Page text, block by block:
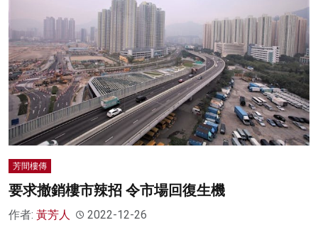
芳間樓傳
要求撤銷樓市辣招 令市場回復生機
作者: 黃芳人 2022-12-26